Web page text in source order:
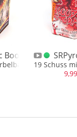
Boom 25 Schuss
19 Schuss